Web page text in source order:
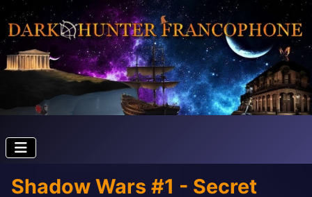
Shadow Wars #1 - Secret